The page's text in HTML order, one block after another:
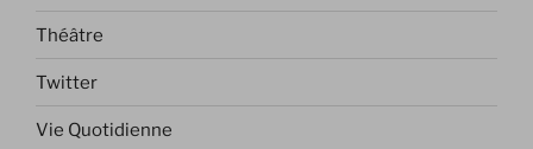
Théâtre
Twitter
Vie Quotidienne